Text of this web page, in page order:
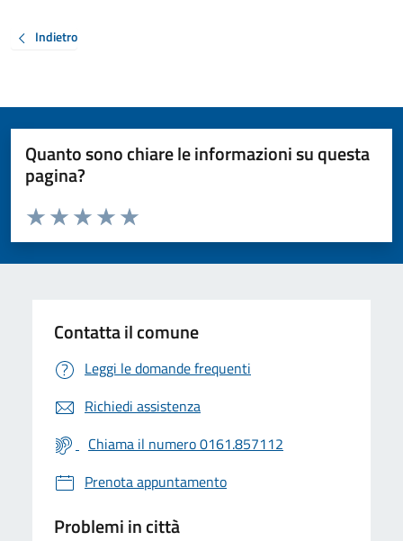
Indietro
Quanto sono chiare le informazioni su questa
pagina?
Valuta da 1 a 5 stelle la pagina
Valuta 5 stelle su 5
Valuta 4 stelle su 5
Valuta 3 stelle su 5
Valuta 2 stelle su 5
Valuta 1 stelle su 5
Contatta il comune
Leggi le domande frequenti
Richiedi assistenza
Chiama il numero 0161.857112
Prenota appuntamento
Problemi in città